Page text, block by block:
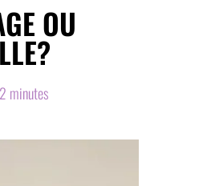
OU
2 minutes